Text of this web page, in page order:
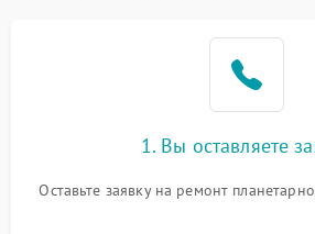
1000 ₽
защиты от перегрузок
1. Вы оставляете
Оставьте заявку на ремонт